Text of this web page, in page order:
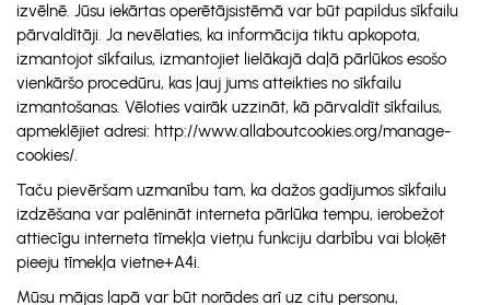
izvēlnē. Jūsu iekārtas operētājsistēmā var būt papildus sīkfailu
pārvaldītāji. Ja nevēlaties, ka informācija tiktu apkopota,
izmantojot sīkfailus, izmantojiet lielākajā daļā pārlūkos esošo
vienkāršo procedūru, kas ļauj jums atteikties no sīkfailu
izmantošanas. Vēloties vairāk uzzināt, kā pārvaldīt sīkfailus,
apmeklējiet adresi: http://www.allaboutcookies.org/manage-
cookies/.
Taču pievēršam uzmanību tam, ka dažos gadījumos sīkfailu
izdzēšana var palēnināt interneta pārlūka tempu, ierobežot
attiecīgu interneta tīmekļa vietņu funkciju darbību vai bloķēt
pieeju tīmekļa vietne+A4i.
Mūsu mājas lapā var būt norādes arī uz citu personu,